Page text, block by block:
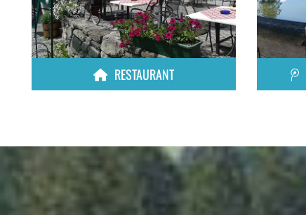
RESTAURANT